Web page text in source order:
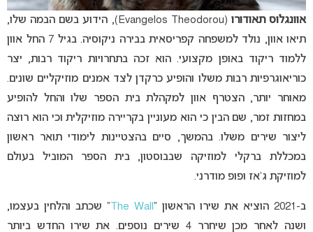
אוונגלוס תאודורו
(Evangelos Theodorou), הידוע בשם הבמה שלו,
תיאו אוון, נולד למשפחה קפריסאית בבירה ניקוסיה. בגיל 7 החל אוון
ללמוד ריקוד באופן מקצועי. הוא זכה בתחרויות ריקוד רבות, יצר
כוריאוגרפיות רבות משלו והופיע כרקדן לצד אמנים מוזיקליים שונים.
מאוחר יותר, הצטרף אוון למקהלת בית הספר שלו והחל להופיע
במחזות זמר, שם הבין כי הוא מעוניין בקריירה מוזיקלית וכי הוא רוצה
ליצור שירים משלו. בהמשך, סיים בהצטיינות לימודי תואר ראשון
במכללת ברקלי למוזיקה שבבוסטון, בית הספר המוביל בעולם
למוזיקת ג’אז ופופ מודרני.
ב-2021 הוציא את שירו הראשון “ The Wall ” שכתב והלחין בעצמו,
ושנה לאחר מכן שיחרר 4 שירים נוספים. את שירו החדש ביותר